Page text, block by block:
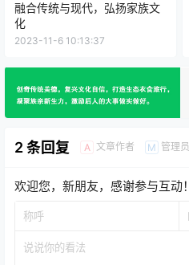
融合传统与现代，弘扬家族文
化
2023-11-6 10:13:37
2 条回复 A 文章作者 M 管理员
欢迎您，新朋友，感谢参与互动！